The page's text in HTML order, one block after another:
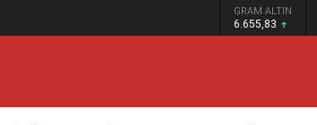
GRAM ALTIN
6.655,83